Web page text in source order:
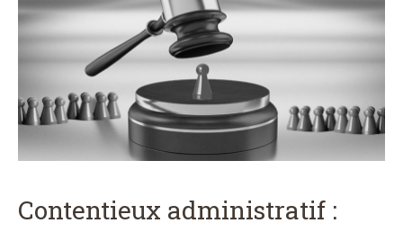
Contentieux administratif :